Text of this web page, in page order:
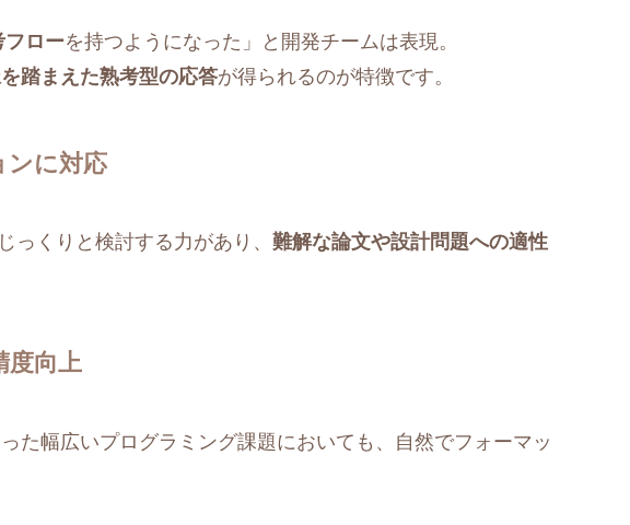
フローを持つようになった」と開発チームは表現。
踏まえた熟考型の応答が得られるのが特徴です。
ンに対応
っくりと検討する力があり、 難解な論文や設計問題への適性
度向上
た幅広いプログラミング課題においても、自然でフォーマッ